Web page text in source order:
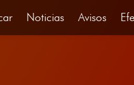
Noticias Avisos